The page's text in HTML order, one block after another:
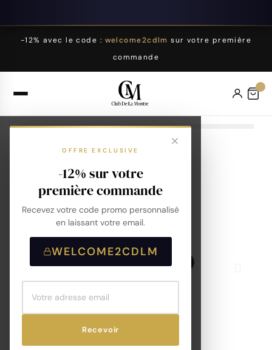
-12% avec le code : welcome2cdlm sur votre première
commande
OFFRE EXCLUSIVE
-12% sur votre
première commande
Recevez votre code promo personnalisé
en laissant votre email.
WELCOME2CDLM
Recevoir